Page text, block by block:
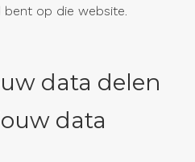
bent op die website.
data delen
data